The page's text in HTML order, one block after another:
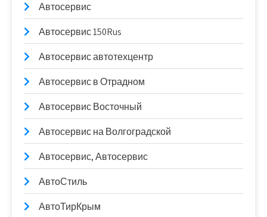
Автосервис
Автосервис 150Rus
Автосервис автотехцентр
Автосервис в Отрадном
Автосервис Восточный
Автосервис на Волгоградской
Автосервис, Автосервис
АвтоСтиль
АвтоТирКрым